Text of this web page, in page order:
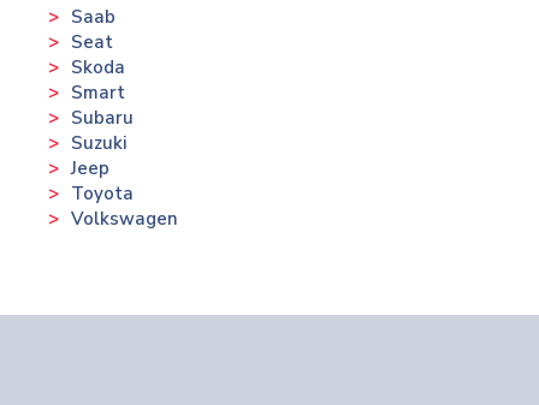
Saab
Seat
Skoda
Smart
Subaru
Suzuki
Jeep
Toyota
Volkswagen